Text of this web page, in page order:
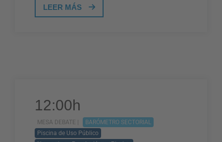
LEER MÁS
12:00h
MESA DEBATE |
BARÓMETRO SECTORIAL
Piscina de Uso Público